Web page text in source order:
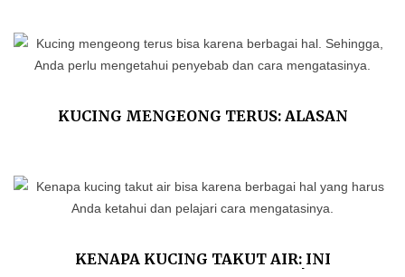
KUCING MENGEONG TERUS: ALASAN
KENAPA KUCING TAKUT AIR: INI